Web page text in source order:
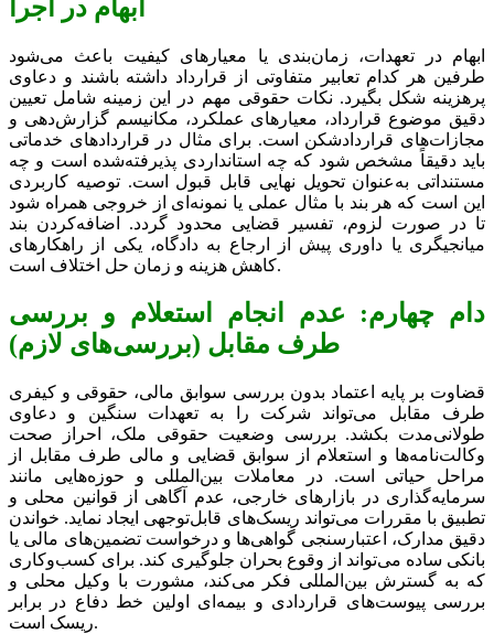
ابهام در اجرا
ابهام در تعهدات، زمان‌بندی یا معیارهای کیفیت باعث می‌شود
طرفین هر کدام تعابیر متفاوتی از قرارداد داشته باشند و دعاوی
پرهزینه شکل بگیرد. نکات حقوقی مهم در این زمینه شامل تعیین
دقیق موضوع قرارداد، معیارهای عملکرد، مکانیسم گزارش‌دهی و
مجازات‌های قراردادشکن است. برای مثال در قراردادهای خدماتی
باید دقیقاً مشخص شود که چه استانداردی پذیرفته‌شده است و چه
مستنداتی به‌عنوان تحویل نهایی قابل قبول است. توصیه کاربردی
این است که هر بند با مثال عملی یا نمونه‌ای از خروجی همراه شود
تا در صورت لزوم، تفسیر قضایی محدود گردد. اضافه‌کردن بند
میانجیگری یا داوری پیش از ارجاع به دادگاه، یکی از راهکارهای
کاهش هزینه و زمان حل اختلاف است.
دام چهارم: عدم انجام استعلام و بررسی
طرف مقابل (بررسی‌های لازم)
قضاوت بر پایه اعتماد بدون بررسی سوابق مالی، حقوقی و کیفری
طرف مقابل می‌تواند شرکت را به تعهدات سنگین و دعاوی
طولانی‌مدت بکشد. بررسی وضعیت حقوقی ملک، احراز صحت
وکالت‌نامه‌ها و استعلام از سوابق قضایی و مالی طرف مقابل از
مراحل حیاتی است. در معاملات بین‌المللی و حوزه‌هایی مانند
سرمایه‌گذاری در بازارهای خارجی، عدم آگاهی از قوانین محلی و
تطبیق با مقررات می‌تواند ریسک‌های قابل‌توجهی ایجاد نماید. خواندن
دقیق مدارک، اعتبارسنجی گواهی‌ها و درخواست تضمین‌های مالی یا
بانکی ساده می‌تواند از وقوع بحران جلوگیری کند. برای کسب‌وکاری
که به گسترش بین‌المللی فکر می‌کند، مشورت با وکیل محلی و
بررسی پیوست‌های قراردادی و بیمه‌ای اولین خط دفاع در برابر
ریسک است.